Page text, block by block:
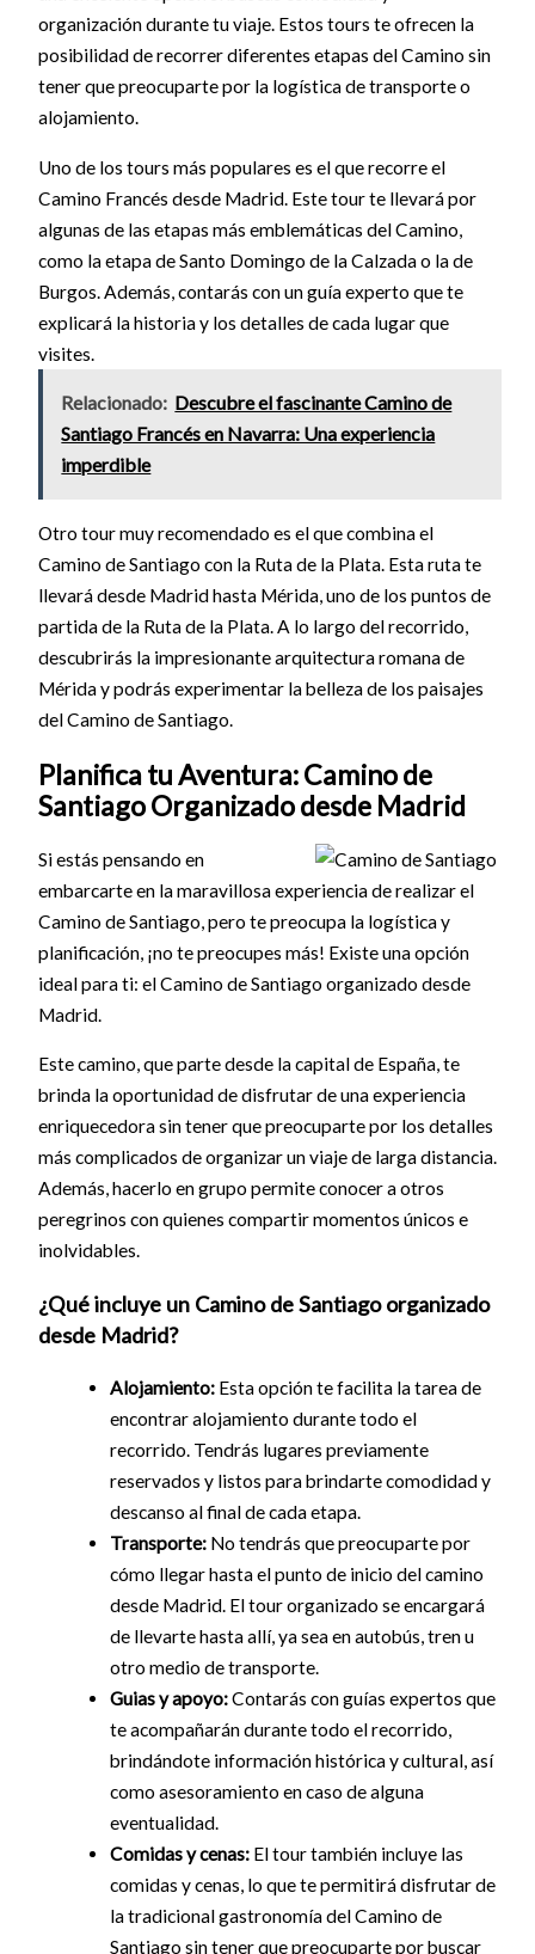
organización durante tu viaje. Estos tours te ofrecen la
posibilidad de recorrer diferentes etapas del Camino sin
tener que preocuparte por la logística de transporte o
alojamiento.
Uno de los tours más populares es el que recorre el
Camino Francés desde Madrid. Este tour te llevará por
algunas de las etapas más emblemáticas del Camino,
como la etapa de Santo Domingo de la Calzada o la de
Burgos. Además, contarás con un guía experto que te
explicará la historia y los detalles de cada lugar que
visites.
Relacionado: Descubre el fascinante Camino de
Santiago Francés en Navarra: Una experiencia
imperdible
Otro tour muy recomendado es el que combina el
Camino de Santiago con la Ruta de la Plata. Esta ruta te
llevará desde Madrid hasta Mérida, uno de los puntos de
partida de la Ruta de la Plata. A lo largo del recorrido,
descubrirás la impresionante arquitectura romana de
Mérida y podrás experimentar la belleza de los paisajes
del Camino de Santiago.
Planifica tu Aventura: Camino de
Santiago Organizado desde Madrid
Si estás pensando en
embarcarte en la maravillosa experiencia de realizar el
Camino de Santiago, pero te preocupa la logística y
planificación, ¡no te preocupes más! Existe una opción
ideal para ti: el Camino de Santiago organizado desde
Madrid.
Este camino, que parte desde la capital de España, te
brinda la oportunidad de disfrutar de una experiencia
enriquecedora sin tener que preocuparte por los detalles
más complicados de organizar un viaje de larga distancia.
Además, hacerlo en grupo permite conocer a otros
peregrinos con quienes compartir momentos únicos e
inolvidables.
¿Qué incluye un Camino de Santiago organizado
desde Madrid?
Alojamiento:Esta opción te facilita la tarea de
encontrar alojamiento durante todo el
recorrido. Tendrás lugares previamente
reservados y listos para brindarte comodidad y
descanso al final de cada etapa.
Transporte:No tendrás que preocuparte por
cómo llegar hasta el punto de inicio del camino
desde Madrid. El tour organizado se encargará
de llevarte hasta allí, ya sea en autobús, tren u
otro medio de transporte.
Guias y apoyo:Contarás con guías expertos que
te acompañarán durante todo el recorrido,
brindándote información histórica y cultural, así
como asesoramiento en caso de alguna
eventualidad.
Comidas y cenas:El tour también incluye las
comidas y cenas, lo que te permitirá disfrutar de
la tradicional gastronomía del Camino de
Santiago sin tener que preocuparte por buscar